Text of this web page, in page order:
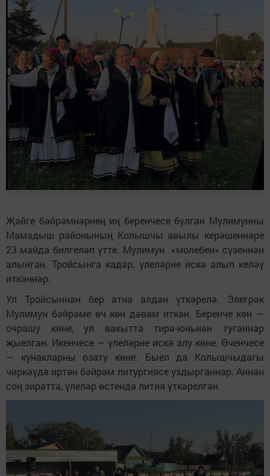
Җәйге бәйрәмнәрнең иң беренчесе булган Мулимунны
Мамадыш районының Колышчы авылы керәшеннәре
23 майда билгеләп үтте. Мулимун «молебен» сүзеннән
алынган. Тройсынга кадәр, үлеләрне искә алып келәү
иткәннәр.
Ул Тройсыннан бер атна алдан үткәрелә. Элегрәк
Мулимун бәйрәме өч көн дәвам иткән. Беренче көн —
очрашу көне, ул вакытта тирә-юньнән туганнар
җыелган. Икенчесе — үлеләрне искә алу көне. Өченчесе
— кунакларны озату көне. Быел да Колышчыдагы
чиркәүдә иртән бәйрәм литургиясе уздырганнар. Аннан
соң зиратта, үлеләр өстендә лития үткәрелгән.